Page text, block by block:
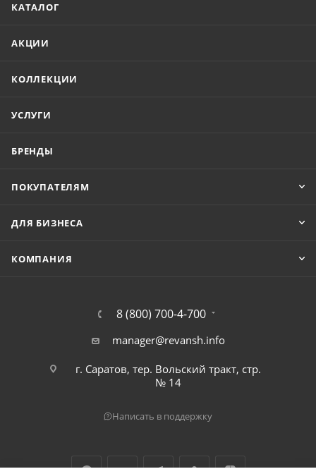
КАТАЛОГ
АКЦИИ
КОЛЛЕКЦИИ
УСЛУГИ
БРЕНДЫ
ПОКУПАТЕЛЯМ
ДЛЯ БИЗНЕСА
КОМПАНИЯ
8 (800) 700-4-700
manager@revansh.info
г. Саратов, тер. Вольский тракт, стр.
№ 14
Написать в поддержку